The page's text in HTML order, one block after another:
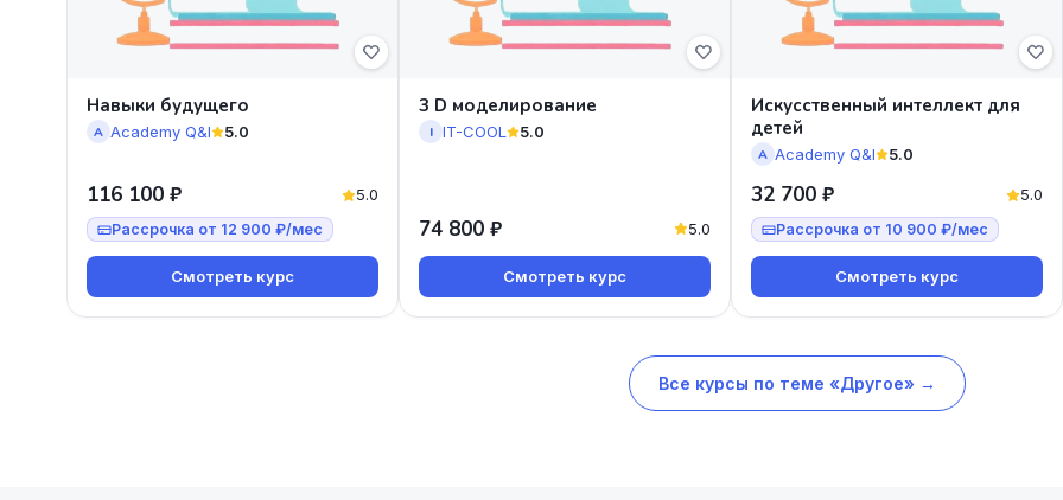
Навыки будущего
A Academy Q&I 5.0
116 100 ₽ 5.0
Рассрочка от 12 900 ₽/мес
Смотреть курс
3 D моделирование
I IT-COOL 5.0
74 800 ₽ 5.0
Смотреть курс
Искусственный интеллект для
детей
A Academy Q&I 5.0
32 700 ₽ 5.0
Рассрочка от 10 900 ₽/мес
Смотреть курс
Все курсы по теме «Другое» →